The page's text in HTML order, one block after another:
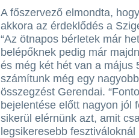
A főszervező elmondta,
akkora az érdeklődés a
“Az ötnapos bérletek már
belépőknek pedig már
és még két hét van a május
számítunk még egy
összegzést Gerendai.
bejelentése előtt nagyon jól
sikerül elérnünk azt, amit
legsikeresebb